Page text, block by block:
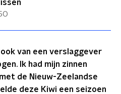
van een verslaggever
Ik had mijn zinnen
de Nieuw-Zeelandse
deze Kiwi een seizoen